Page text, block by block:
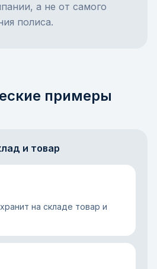
а не от самого
полиса.
примеры
и товар
на складе товар и